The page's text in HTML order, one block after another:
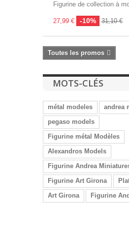
Figurine de collection à
27,99 € -10% 31,10 €
Toutes les promos
MOTS-CLÉS
métal modeles
andrea
pegaso models
Figurine métal Modèles
Alexandros Models
Figurine Andrea
Figurine Art Girona
Art Girona
Figurine